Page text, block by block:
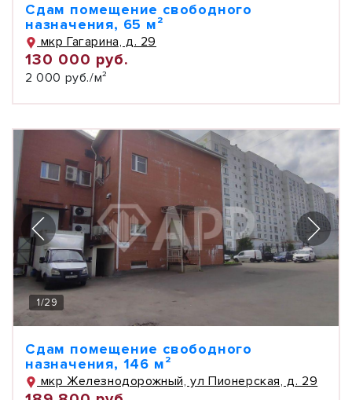
Сдам помещение свободного
назначения, 65 м²
мкр Гагарина, д. 29
130 000 руб.
2 000 руб./м²
1/29
Сдам помещение свободного
назначения, 146 м²
мкр Железнодорожный, ул Пионерская, д. 29